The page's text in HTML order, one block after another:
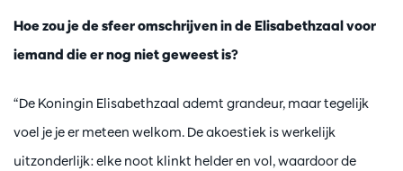
Hoe zou je de sfeer omschrijven in de Elisabethzaal voor
iemand die er nog niet geweest is?
“De Koningin Elisabethzaal ademt grandeur, maar tegelijk
voel je je er meteen welkom. De akoestiek is werkelijk
uitzonderlijk: elke noot klinkt helder en vol, waardoor de